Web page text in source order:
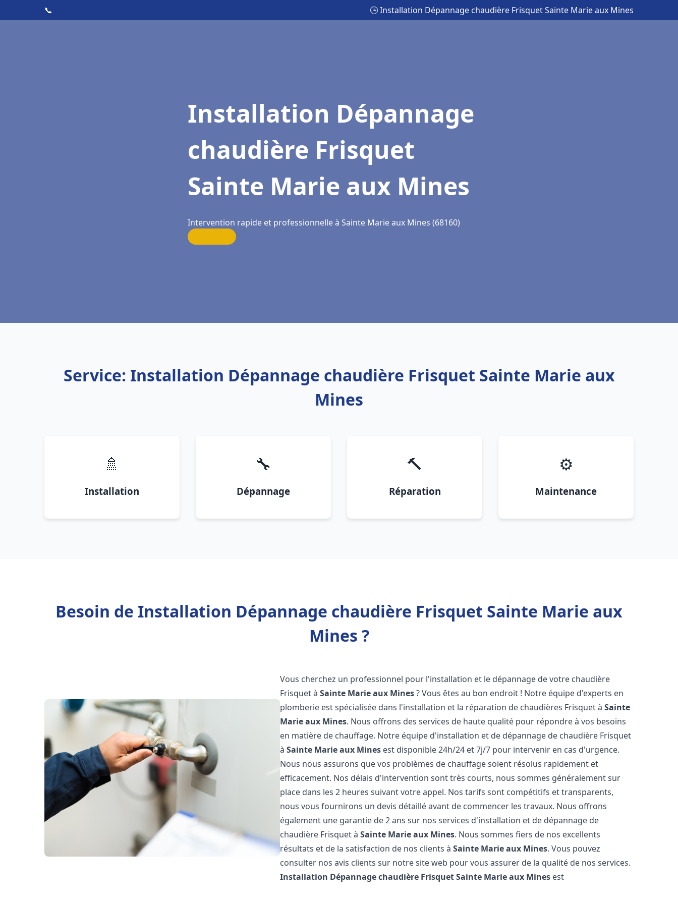
📞 🕒 Installation Dépannage chaudière Frisquet Sainte Marie aux Mines
Installation Dépannage
chaudière Frisquet
Sainte Marie aux Mines
Intervention rapide et professionnelle à Sainte Marie aux Mines (68160)
Service: Installation Dépannage chaudière Frisquet Sainte Marie aux
Mines
🚿
Installation
🔧
Dépannage
🔨
Réparation
⚙️
Maintenance
Besoin de Installation Dépannage chaudière Frisquet Sainte Marie aux
Mines ?
Vous cherchez un professionnel pour l'installation et le dépannage de votre chaudière
Frisquet àSainte Marie aux Mines? Vous êtes au bon endroit ! Notre équipe d'experts en
plomberie est spécialisée dans l'installation et la réparation de chaudières Frisquet àSainte
Marie aux Mines. Nous offrons des services de haute qualité pour répondre à vos besoins
en matière de chauffage. Notre équipe d'installation et de dépannage de chaudière Frisquet
àSainte Marie aux Mines est disponible 24h/24 et 7j/7 pour intervenir en cas d'urgence.
Nous nous assurons que vos problèmes de chauffage soient résolus rapidement et
efficacement. Nos délais d'intervention sont très courts, nous sommes généralement sur
place dans les 2 heures suivant votre appel. Nos tarifs sont compétitifs et transparents,
nous vous fournirons un devis détaillé avant de commencer les travaux. Nous offrons
également une garantie de 2 ans sur nos services d'installation et de dépannage de
chaudière Frisquet àSainte Marie aux Mines. Nous sommes fiers de nos excellents
résultats et de la satisfaction de nos clients àSainte Marie aux Mines. Vous pouvez
consulter nos avis clients sur notre site web pour vous assurer de la qualité de nos services.
Installation Dépannage chaudière FrisquetSainte Marie aux Mines est